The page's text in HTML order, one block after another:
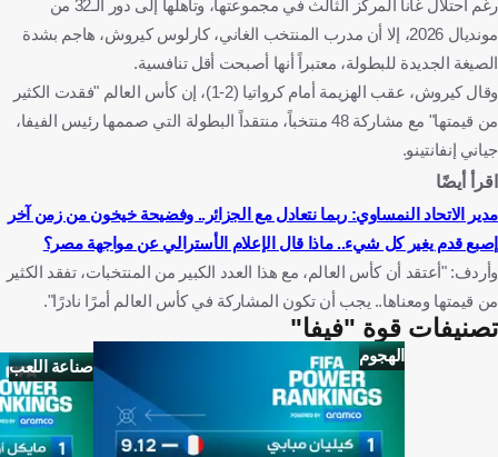
الولايات المتحدة
كرواتيا البرتغال كرة قدم
رغم احتلال غانا المركز الثالث في مجموعتها، وتأهلها إلى دور الـ32 من
مونديال 2026، إلا أن مدرب المنتخب الغاني، كارلوس كيروش، هاجم بشدة
الصيغة الجديدة للبطولة، معتبراً أنها أصبحت أقل تنافسية.
وقال كيروش، عقب الهزيمة أمام كرواتيا (2-1)، إن كأس العالم "فقدت الكثير
من قيمتها" مع مشاركة 48 منتخباً، منتقداً البطولة التي صممها رئيس الفيفا،
جياني إنفانتينو.
اقرأ أيضًا
مدير الاتحاد النمساوي: ربما نتعادل مع الجزائر.. وفضيحة خيخون من زمن آخر
إصبع قدم يغير كل شيء.. ماذا قال الإعلام الأسترالي عن مواجهة مصر؟
وأردف: "أعتقد أن كأس العالم، مع هذا العدد الكبير من المنتخبات، تفقد الكثير
من قيمتها ومعناها.. يجب أن تكون المشاركة في كأس العالم أمرًا نادرًا".
تصنيفات قوة "فيفا"
الهجوم
صناعة اللعب